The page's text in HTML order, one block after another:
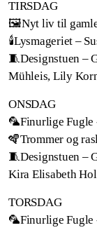
TIRSDAG
🖼️Nyt liv til gamle
🕯️Lysmageriet –
🧵Designstuen –
Mühleis, Lily
ONSDAG
🦜Finurlige
🪇Trommer og
🧵Designstuen –
Kira Elisabeth
TORSDAG
🦜Finurlige